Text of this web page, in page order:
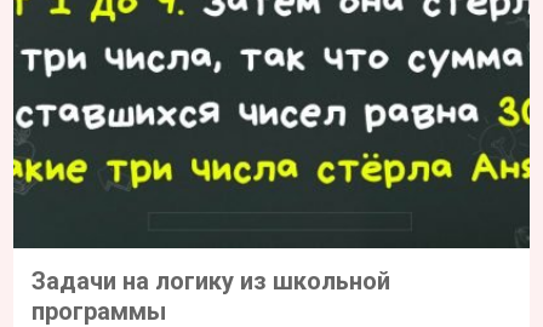
Задачи на логику из школьной
программы